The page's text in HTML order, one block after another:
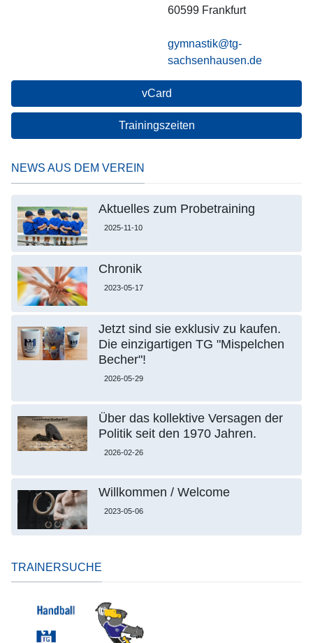
60599 Frankfurt
gymnastik@tg-
sachsenhausen.de
vCard
Trainingszeiten
NEWS AUS DEM VEREIN
Aktuelles zum Probetraining
2025-11-10
Chronik
2023-05-17
Jetzt sind sie exklusiv zu kaufen.
Die einzigartigen TG "Mispelchen
Becher"!
2026-05-29
Über das kollektive Versagen der
Politik seit den 1970 Jahren.
2026-02-26
Willkommen / Welcome
2023-05-06
TRAINERSUCHE